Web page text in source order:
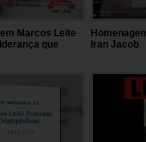
Marcos Leite
que
Iran Jacob